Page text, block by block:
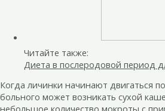
Читайте также:
Диета в послеродовой период
Когда личинки начинают двигаться
больного может возникать сухой